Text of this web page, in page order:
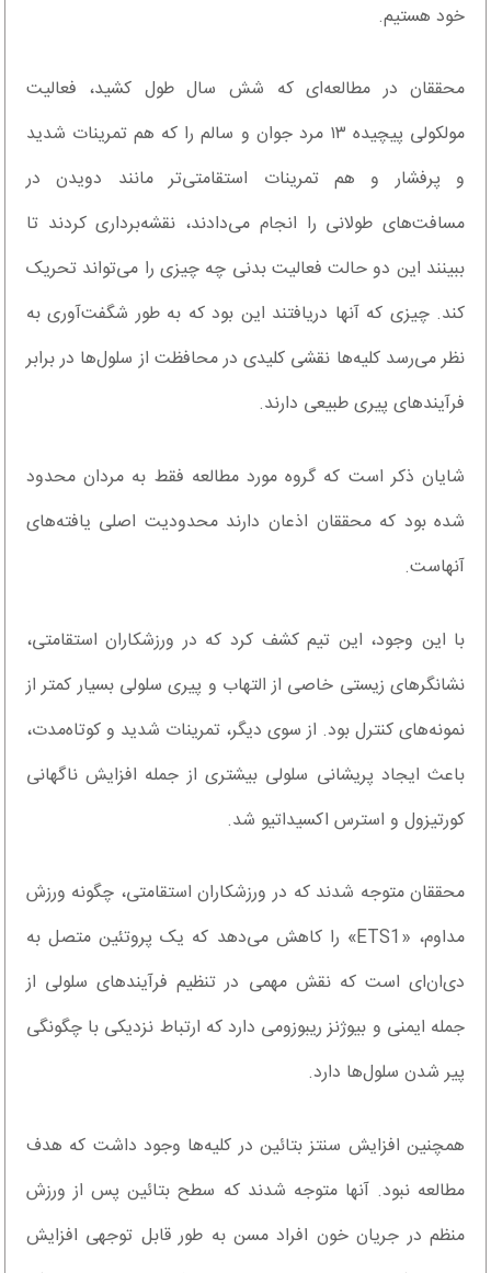
خود هستیم.
محققان در مطالعه‌ای که شش سال طول کشید، فعالیت
مولکولی پیچیده ۱۳ مرد جوان و سالم را که هم تمرینات شدید
و پرفشار و هم تمرینات استقامتی‌تر مانند دویدن در
مسافت‌های طولانی را انجام می‌دادند، نقشه‌برداری کردند تا
ببینند این دو حالت فعالیت بدنی چه چیزی را می‌تواند تحریک
کند. چیزی که آنها دریافتند این بود که به طور شگفت‌آوری به
نظر می‌رسد کلیه‌ها نقشی کلیدی در محافظت از سلول‌ها در برابر
فرآیندهای پیری طبیعی دارند.
شایان ذکر است که گروه مورد مطالعه فقط به مردان محدود
شده بود که محققان اذعان دارند محدودیت اصلی یافته‌های
آنهاست.
با این وجود، این تیم کشف کرد که در ورزشکاران استقامتی،
نشانگرهای زیستی خاصی از التهاب و پیری سلولی بسیار کمتر از
نمونه‌های کنترل بود. از سوی دیگر، تمرینات شدید و کوتاه‌مدت،
باعث ایجاد پریشانی سلولی بیشتری از جمله افزایش ناگهانی
کورتیزول و استرس اکسیداتیو شد.
محققان متوجه شدند که در ورزشکاران استقامتی، چگونه ورزش
مداوم، «ETS1» را کاهش می‌دهد که یک پروتئین متصل به
دی‌ان‌ای است که نقش مهمی در تنظیم فرآیندهای سلولی از
جمله ایمنی و بیوژنز ریبوزومی دارد که ارتباط نزدیکی با چگونگی
پیر شدن سلول‌ها دارد.
همچنین افزایش سنتز بتائین در کلیه‌ها وجود داشت که هدف
مطالعه نبود. آنها متوجه شدند که سطح بتائین پس از ورزش
منظم در جریان خون افراد مسن به طور قابل توجهی افزایش